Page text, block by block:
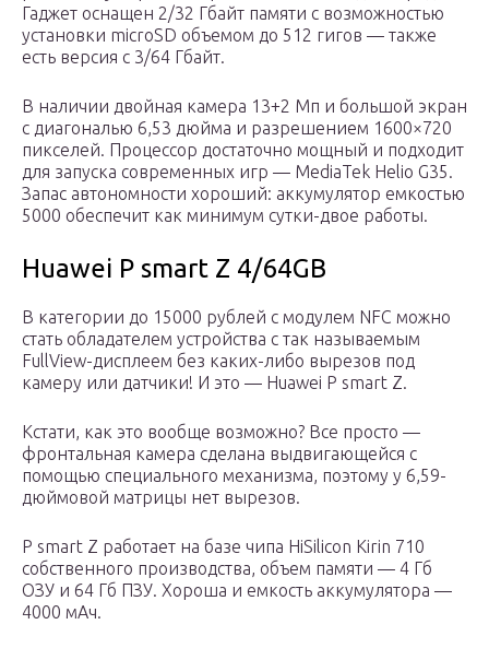
Гаджет оснащен 2/32 Гбайт памяти с возможностью
установки microSD объемом до 512 гигов — также
есть версия с 3/64 Гбайт.
В наличии двойная камера 13+2 Мп и большой экран
с диагональю 6,53 дюйма и разрешением 1600×720
пикселей. Процессор достаточно мощный и подходит
для запуска современных игр — MediaTek Helio G35.
Запас автономности хороший: аккумулятор емкостью
5000 обеспечит как минимум сутки-двое работы.
Huawei P smart Z 4/64GB
В категории до 15000 рублей с модулем NFC можно
стать обладателем устройства с так называемым
FullView-дисплеем без каких-либо вырезов под
камеру или датчики! И это — Huawei P smart Z.
Кстати, как это вообще возможно? Все просто —
фронтальная камера сделана выдвигающейся с
помощью специального механизма, поэтому у 6,59-
дюймовой матрицы нет вырезов.
P smart Z работает на базе чипа HiSilicon Kirin 710
собственного производства, объем памяти — 4 Гб
ОЗУ и 64 Гб ПЗУ. Хороша и емкость аккумулятора —
4000 мАч.